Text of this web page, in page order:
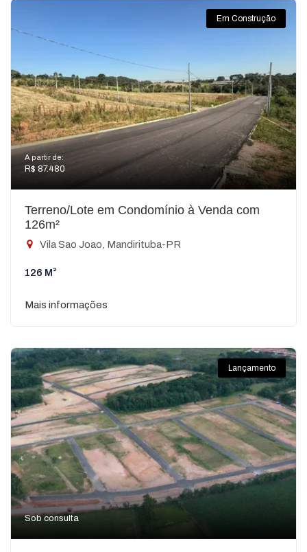
Em Construção
A partir de:
R$ 87.480
Terreno/Lote em Condomínio à Venda com
126m²
Vila Sao Joao, Mandirituba-PR
126 M²
Mais informações
Lançamento
Sob consulta